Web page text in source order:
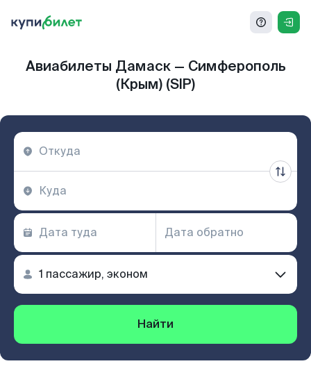
Авиабилеты Дамаск — Симферополь
(Крым) (SIP)
Найти